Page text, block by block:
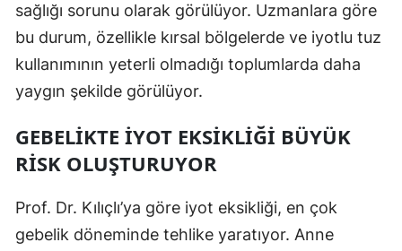
Kastamonu
Kayseri
Kırşehir
Kütahya
sağlığı sorunu olarak görülüyor. Uzmanlara göre
bu durum, özellikle kırsal bölgelerde ve iyotlu tuz
kullanımının yeterli olmadığı toplumlarda daha
yaygın şekilde görülüyor.
GEBELIKTE İYOT EKSIKLIĞI BÜYÜK
RISK OLUŞTURUYOR
Prof. Dr. Kılıçlı’ya göre iyot eksikliği, en çok
gebelik döneminde tehlike yaratıyor. Anne